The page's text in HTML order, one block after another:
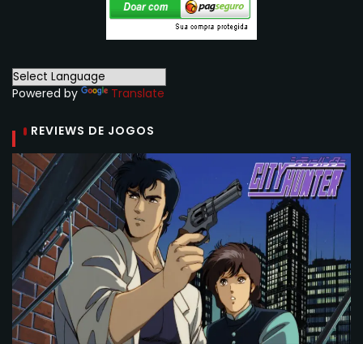
Powered by Translate
REVIEWS DE JOGOS